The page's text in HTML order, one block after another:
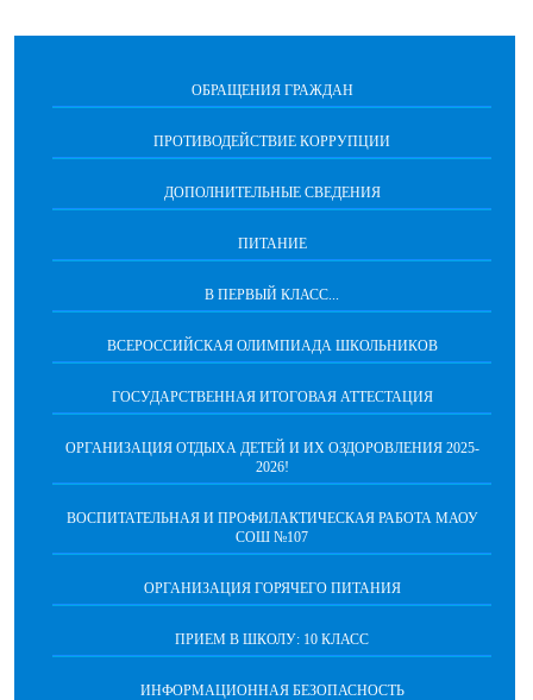
ОБРАЩЕНИЯ ГРАЖДАН
ПРОТИВОДЕЙСТВИЕ КОРРУПЦИИ
ДОПОЛНИТЕЛЬНЫЕ СВЕДЕНИЯ
ПИТАНИЕ
В ПЕРВЫЙ КЛАСС...
ВСЕРОССИЙСКАЯ ОЛИМПИАДА ШКОЛЬНИКОВ
ГОСУДАРСТВЕННАЯ ИТОГОВАЯ АТТЕСТАЦИЯ
ОРГАНИЗАЦИЯ ОТДЫХА ДЕТЕЙ И ИХ ОЗДОРОВЛЕНИЯ 2025-
2026!
ВОСПИТАТЕЛЬНАЯ И ПРОФИЛАКТИЧЕСКАЯ РАБОТА МАОУ
СОШ №107
ОРГАНИЗАЦИЯ ГОРЯЧЕГО ПИТАНИЯ
ПРИЕМ В ШКОЛУ: 10 КЛАСС
ИНФОРМАЦИОННАЯ БЕЗОПАСНОСТЬ